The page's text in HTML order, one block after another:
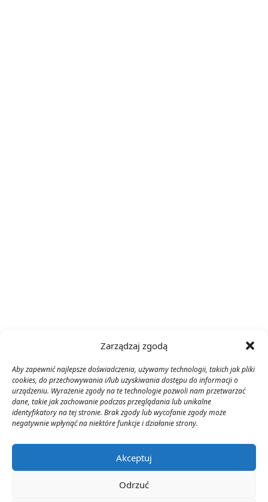
Zarządzaj zgodą
Aby zapewnić najlepsze doświadczenia, używamy technologii, takich jak pliki
cookies, do przechowywania i/lub uzyskiwania dostępu do informacji o
urządzeniu. Wyrażenie zgody na te technologie pozwoli nam przetwarzać
dane, takie jak zachowanie podczas przeglądania lub unikalne
identyfikatory na tej stronie. Brak zgody lub wycofanie zgody może
negatywnie wpłynąć na niektóre funkcje i działanie strony.
Akceptuj
Odrzuć